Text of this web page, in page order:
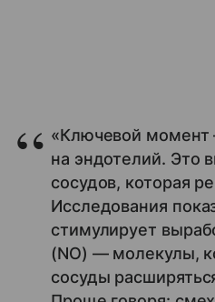
«Ключевой момент
на эндотелий. Это
сосудов, которая
Исследования
стимулирует
(NO) — молекулы,
сосуды